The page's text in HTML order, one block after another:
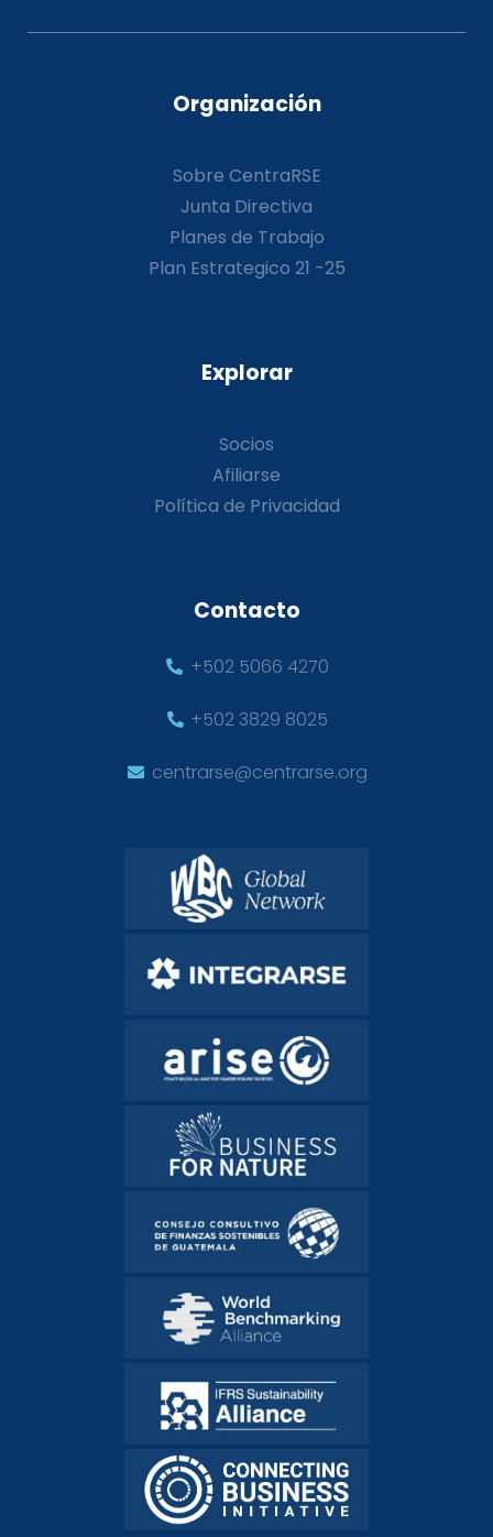
Organización
Sobre CentraRSE
Junta Directiva
Planes de Trabajo
Plan Estrategico 21 -25
Explorar
Socios
Afiliarse
Política de Privacidad
Contacto
+502 5066 4270
+502 3829 8025
centrarse@centrarse.org